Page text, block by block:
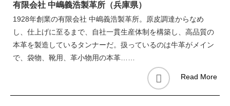
有限会社 中嶋義浩製革所（兵庫県）
1928年創業の有限会社 中嶋義浩製革所。原皮調達からなめ
し、仕上げに至るまで、自社一貫生産体制を構築し、高品質の
本革を製造しているタンナーだ。扱っているのは牛革がメイン
で、袋物、靴用、革小物用の本革……
Read More